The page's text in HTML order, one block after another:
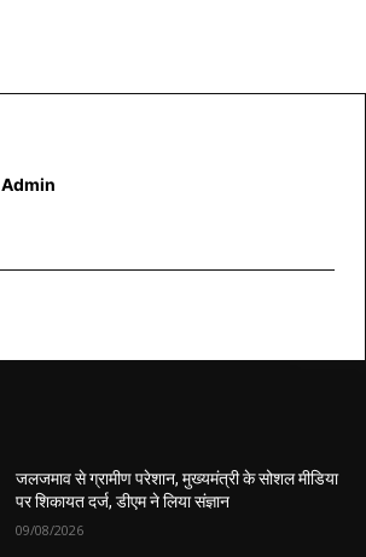
Admin
जलजमाव से ग्रामीण परेशान, मुख्यमंत्री के सोशल मीडिया
पर शिकायत दर्ज, डीएम ने लिया संज्ञान
09/08/2026